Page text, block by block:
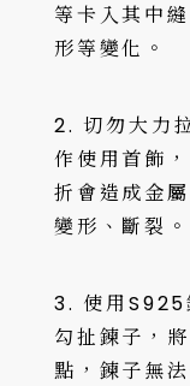
等卡入其中
形等變化。
2. 切勿大力
作使用首飾
折會造成金
變形、斷裂。
3. 使用S925
勾扯鍊子，
點，鍊子無